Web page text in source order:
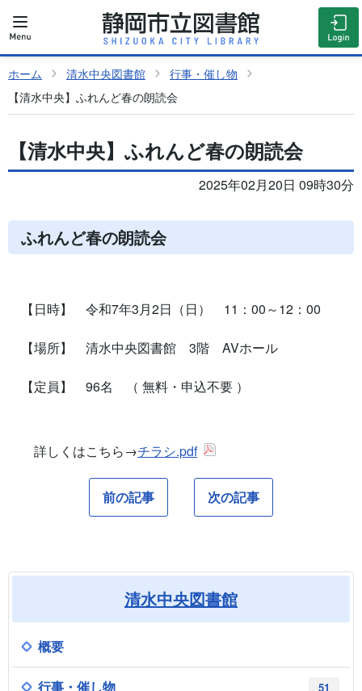
ホーム 清水中央図書館
行事・催し物
【清水中央】ふれんど春の朗読会
【清水中央】ふれんど春の朗読会
2025年02月20日 09時30分
ふれんど春の朗読会
【日時】 令和7年3月2日（日） 11：00～12：00
【場所】 清水中央図書館 3階 AVホール
【定員】 96名 （ 無料・申込不要 ）
詳しくはこちら→チラシ.pdf
前の記事 次の記事
清水中央図書館
概要
51
行事・催し物